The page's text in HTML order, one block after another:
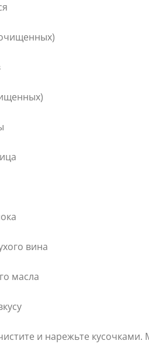
вина
масла
и нарежьте